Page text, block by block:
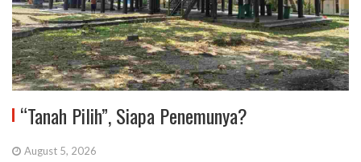
“Tanah Pilih”, Siapa Penemunya?
August 5, 2026